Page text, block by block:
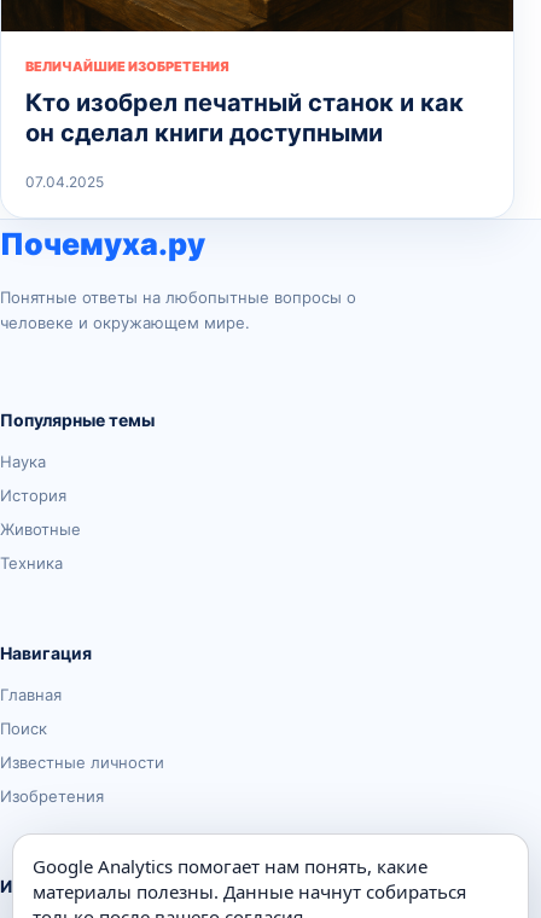
ВЕЛИЧАЙШИЕ ИЗОБРЕТЕНИЯ
Кто изобрел печатный станок и как
он сделал книги доступными
07.04.2025
Почемуха.ру
Понятные ответы на любопытные вопросы о
человеке и окружающем мире.
Популярные темы
Наука
История
Животные
Техника
Навигация
Главная
Поиск
Известные личности
Изобретения
Информация
Google Analytics помогает нам понять, какие
материалы полезны. Данные начнут собираться